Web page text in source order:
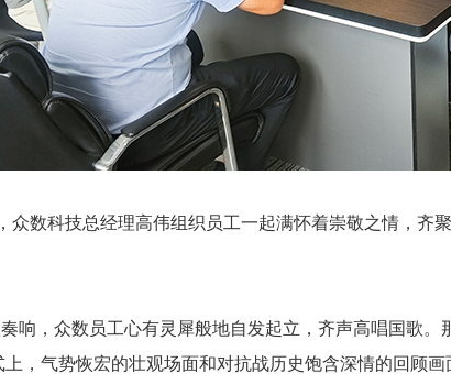
众数科技总经理高伟组织 员工一起满怀着崇敬之情，齐
响， 众数 员工心有灵犀般地自发起立，齐声高唱国歌
，气势恢宏的壮观场面和对抗战历史饱含深情的回顾